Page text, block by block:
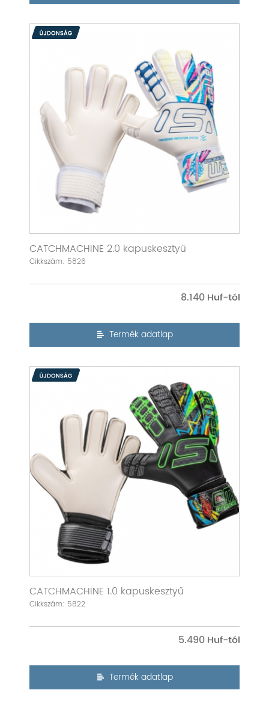
CATCHMACHINE 2.0 kapuskesztyű
Cikkszám: 5826
8.140
Termék adatlap
CATCHMACHINE 1.0 kapuskesztyű
Cikkszám: 5822
5.490
Termék adatlap